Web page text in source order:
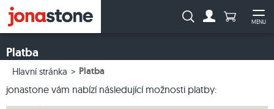
MENU
Vyhledávání:Počet
Platba
Hlavní stránka
Platba
jonastone vám nabízí následující možnosti platby: